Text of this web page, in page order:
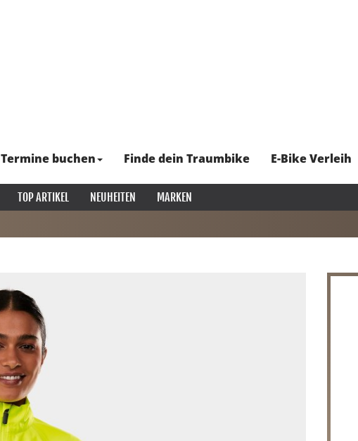
Termine buchen Finde dein Traumbike E-Bike Verleih
TOP ARTIKEL NEUHEITEN
MARKEN